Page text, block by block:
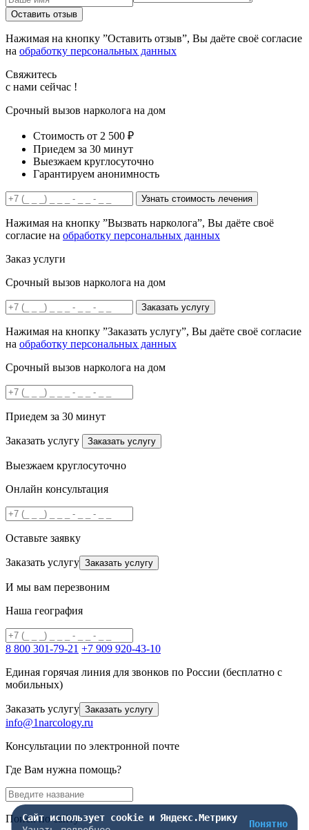
Оставить отзыв
Нажимая на кнопку ”Оставить отзыв”, Вы даёте своё согласие
на обработку персональных данных
Свяжитесь
с нами сейчас !
Срочный вызов нарколога на дом
Стоимость от 2 500 ₽
Приедем за 30 минут
Выезжаем круглосуточно
Гарантируем анонимность
Узнать стоимость лечения
Нажимая на кнопку ”Вызвать нарколога”, Вы даёте своё
согласие на обработку персональных данных
Заказ услуги
Срочный вызов нарколога на дом
Заказать услугу
Нажимая на кнопку ”Заказать услугу”, Вы даёте своё согласие
на обработку персональных данных
Срочный вызов нарколога на дом
Приедем за 30 минут
Заказать услугу Заказать услугу
Выезжаем круглосуточно
Онлайн консультация
Оставьте заявку
Заказать услугу Заказать услугу
И мы вам перезвоним
Наша география
8 800 301-79-21 +7 909 920-43-10
Единая горячая линия для звонков по России (бесплатно с
мобильных)
Заказать услугу Заказать услугу
info@1narcology.ru
Консультации по электронной почте
Где Вам нужна помощь?
Поиск по сайту
Сайт использует cookie и Яндекс.Метрику
Понятно